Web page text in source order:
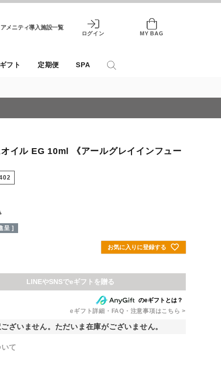
アメニティ導入施設一覧
ログイン MY BAG
ギフト 定期便 SPA
イル EG 10ml 《アールグレイインフュー
呈 ]
お気に入りに登録する
のeギフトとは？
eギフト詳細・FAQ・注意事項はこちら >
ざいません。ただいま在庫がございません。
て